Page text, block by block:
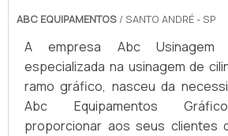
ABC EQUIPAMENTOS / SANTO ANDRÉ - SP
A empresa Abc Usinagem
especializada na usinagem de
ramo gráfico, nasceu da
Abc Equipamentos
proporcionar aos seus clientes